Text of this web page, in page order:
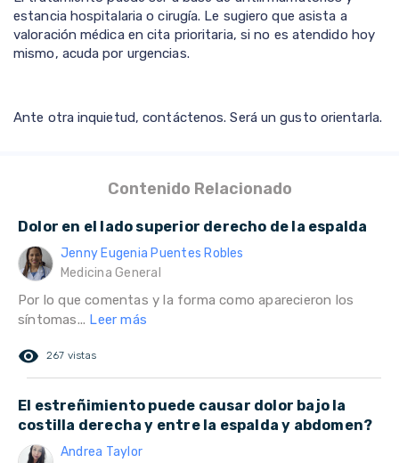
estancia hospitalaria o cirugía. Le sugiero que asista a
valoración médica en cita prioritaria, si no es atendido hoy
mismo, acuda por urgencias.
Ante otra inquietud, contáctenos. Será un gusto orientarla.
Contenido Relacionado
Dolor en el lado superior derecho de la espalda
Jenny Eugenia Puentes Robles
Medicina General
Por lo que comentas y la forma como aparecieron los
síntomas... Leer más
remove_red_eye 267 vistas
El estreñimiento puede causar dolor bajo la
costilla derecha y entre la espalda y abdomen?
Andrea Taylor